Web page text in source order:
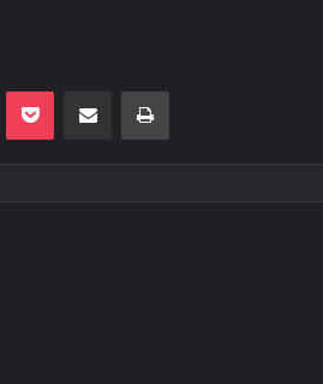
Pocket E-Posta ile paylaş Yazdır